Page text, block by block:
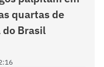
quartas de
do Brasil